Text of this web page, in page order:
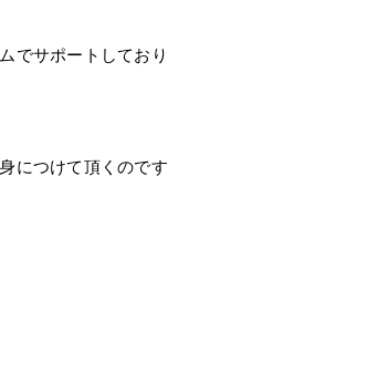
でサポートしており
につけて頂くのです